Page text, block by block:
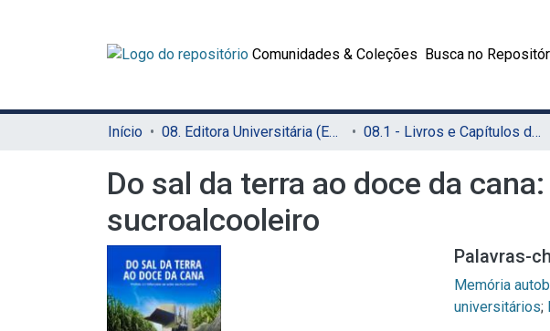
Comunidades & Coleções Busca no
Início 08. Editora Universitária (EDUFRPE) 08.1 - Livros e Capítulos de Livros (EDUFRPE)
Do sal da terra ao doce da
sucroalcooleiro
Palavras-
Memória
universitários;